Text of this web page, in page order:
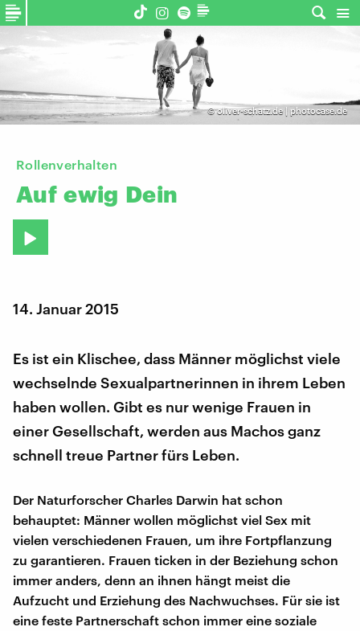
©oliver-schatz.de | photocase.de
Rollenverhalten
Auf ewig Dein
14. Januar 2015
Es ist ein Klischee, dass Männer möglichst viele
wechselnde Sexualpartnerinnen in ihrem Leben
haben wollen. Gibt es nur wenige Frauen in
einer Gesellschaft, werden aus Machos ganz
schnell treue Partner fürs Leben.
Der Naturforscher Charles Darwin hat schon
behauptet: Männer wollen möglichst viel Sex mit
vielen verschiedenen Frauen, um ihre Fortpflanzung
zu garantieren. Frauen ticken in der Beziehung schon
immer anders, denn an ihnen hängt meist die
Aufzucht und Erziehung des Nachwuchses. Für sie ist
eine feste Partnerschaft schon immer eine soziale